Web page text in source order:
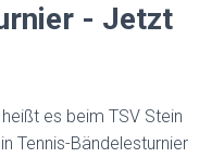
S
- Jetzt
es beim TSV Stein
Tennis-Bändelesturnier